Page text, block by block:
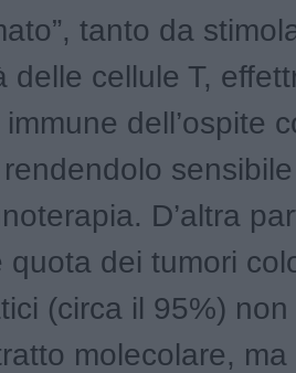
tanto da
delle cellule T,
dell’ospite
sensibile
D’altra
quota dei tumori
(circa il 95%)
molecolare,